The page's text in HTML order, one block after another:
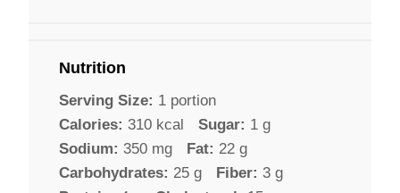
Nutrition
Serving Size: 1 portion
Calories: 310 kcal Sugar: 1 g
Sodium: 350 mg Fat: 22 g
Carbohydrates: 25 g Fiber: 3 g